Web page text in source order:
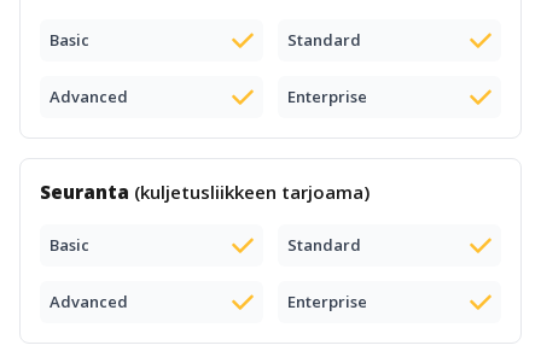
Basic Standard
Advanced Enterprise
Seuranta (kuljetusliikkeen tarjoama)
Basic Standard
Advanced Enterprise